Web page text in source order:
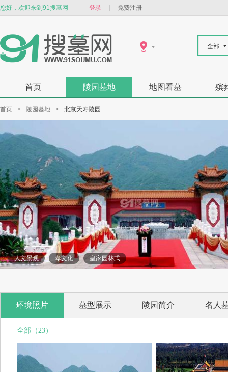
您好，欢迎来到91搜墓网 登录 免费注册
全部
首页 陵园墓地 地图看墓 殡
首页 > 陵园墓地 > 北京天寿陵园
人文景观 孝文化 皇家园林式
环境照片 墓型展示 陵园简介 名人
全部（23）